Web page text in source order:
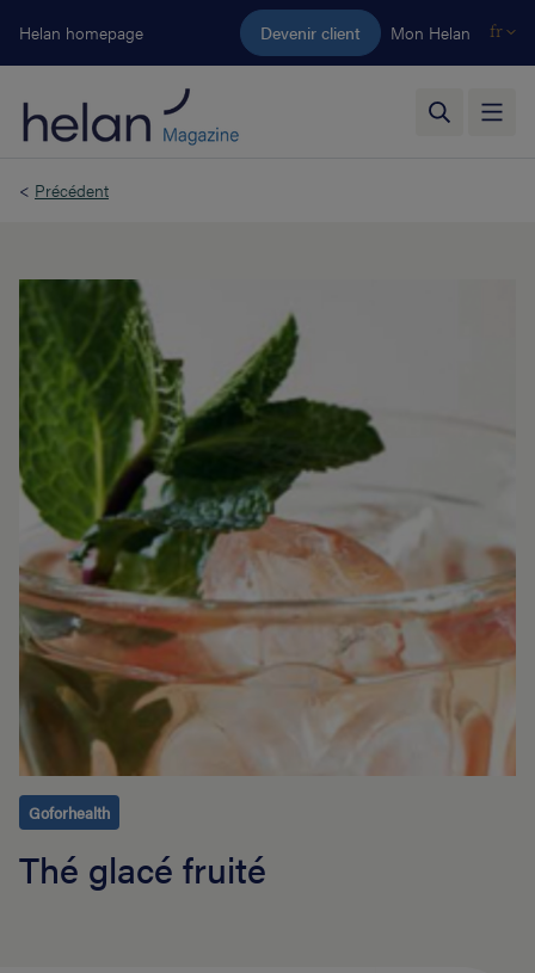
Aller au contenu principal
Helan homepage Devenir client Mon Helan fr
< Précédent
Goforhealth
Thé glacé fruité